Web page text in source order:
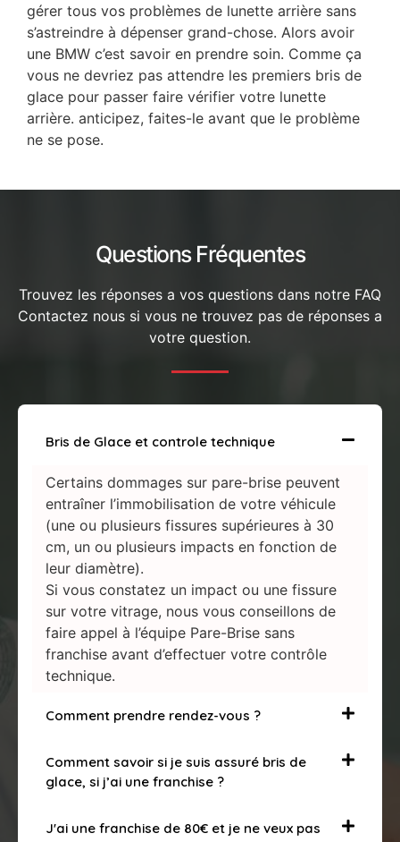
gérer tous vos problèmes de lunette arrière sans
s’astreindre à dépenser grand-chose. Alors avoir
une BMW c’est savoir en prendre soin. Comme ça
vous ne devriez pas attendre les premiers bris de
glace pour passer faire vérifier votre lunette
arrière. anticipez, faites-le avant que le problème
ne se pose.
Questions Fréquentes
Trouvez les réponses a vos questions dans notre FAQ
Contactez nous si vous ne trouvez pas de réponses a
votre question.
Bris de Glace et controle technique
Certains dommages sur pare-brise peuvent
entraîner l’immobilisation de votre véhicule
(une ou plusieurs fissures supérieures à 30
cm, un ou plusieurs impacts en fonction de
leur diamètre).
Si vous constatez un impact ou une fissure
sur votre vitrage, nous vous conseillons de
faire appel à l’équipe Pare-Brise sans
franchise avant d’effectuer votre contrôle
technique.
Comment prendre rendez-vous ?
Comment savoir si je suis assuré bris de
glace, si j’ai une franchise ?
J'ai une franchise de 80€ et je ne veux pas